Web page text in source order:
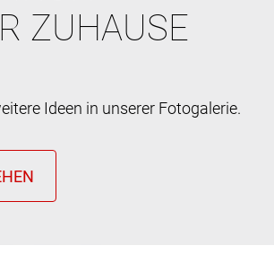
ZUHAUSE
Ideen in unserer Fotogalerie.